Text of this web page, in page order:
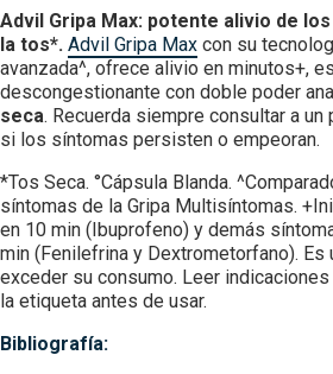
Advil Gripa Max: potente alivio de
la tos*. Advil Gripa Max con su
avanzada^, ofrece alivio en minutos+,
descongestionante con doble poder
seca. Recuerda siempre consultar a
si los síntomas persisten o empeoran.
*Tos Seca. °Cápsula Blanda.
síntomas de la Gripa Multisíntomas.
en 10 min (Ibuprofeno) y demás
min (Fenilefrina y Dextrometorfano). Es
exceder su consumo. Leer
la etiqueta antes de usar.
Bibliografía: